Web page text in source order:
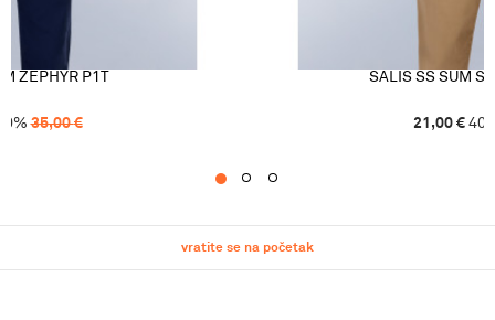
ZEPHYR P1T
% 35,00€
SALIS SS SUM
21,00 € 40
vratite se na početak